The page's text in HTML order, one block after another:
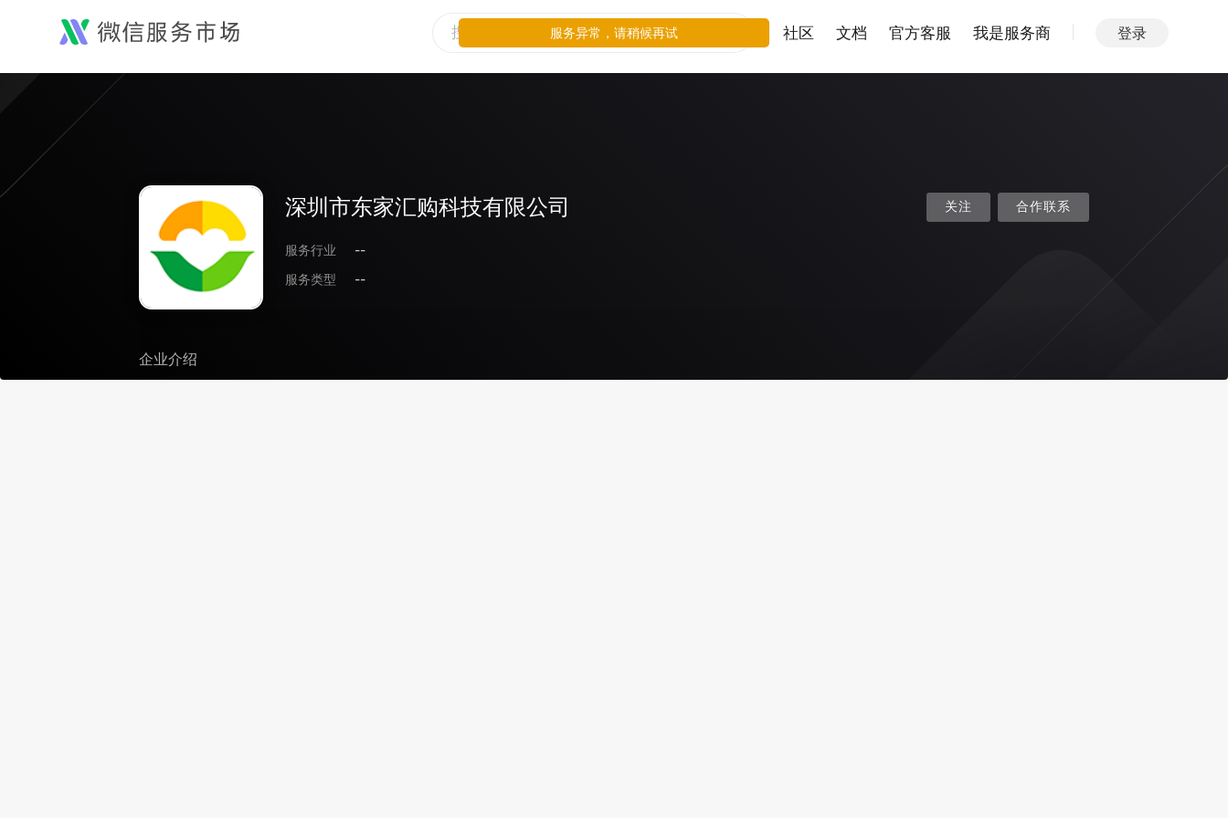
社区 文档 官方客服 我是服务商 登录
深圳市东家汇购科技有限公司
服务行业
--
服务类型
--
关注 合作联系
企业介绍
服务异常，请稍候再试